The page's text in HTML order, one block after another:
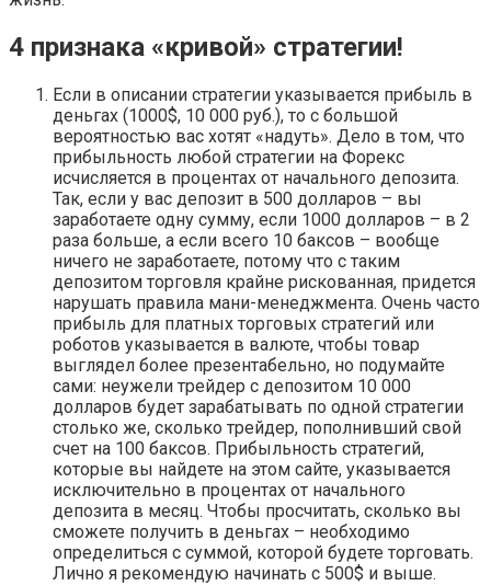
4 признака «кривой» стратегии!
Если в описании стратегии указывается прибыль в
деньгах (1000$, 10 000 руб.), то с большой
вероятностью вас хотят «надуть». Дело в том, что
прибыльность любой стратегии на Форекс
исчисляется в процентах от начального депозита.
Так, если у вас депозит в 500 долларов – вы
заработаете одну сумму, если 1000 долларов – в 2
раза больше, а если всего 10 баксов – вообще
ничего не заработаете, потому что с таким
депозитом торговля крайне рискованная, придется
нарушать правила мани-менеджмента. Очень часто
прибыль для платных торговых стратегий или
роботов указывается в валюте, чтобы товар
выглядел более презентабельно, но подумайте
сами: неужели трейдер с депозитом 10 000
долларов будет зарабатывать по одной стратегии
столько же, сколько трейдер, пополнивший свой
счет на 100 баксов. Прибыльность стратегий,
которые вы найдете на этом сайте, указывается
исключительно в процентах от начального
депозита в месяц. Чтобы просчитать, сколько вы
сможете получить в деньгах – необходимо
определиться с суммой, которой будете торговать.
Лично я рекомендую начинать с 500$ и выше.